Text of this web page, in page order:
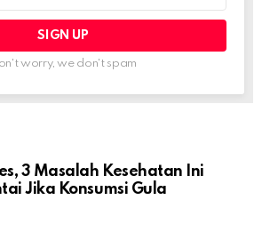
worry, we don't spam
3 Masalah Kesehatan Ini
Jika Konsumsi Gula